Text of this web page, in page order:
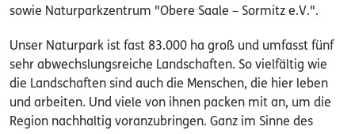
sowie Naturparkzentrum "Obere Saale – Sormitz e.V.".
Unser Naturpark ist fast 83.000 ha groß und umfasst fünf
sehr abwechslungsreiche Landschaften. So vielfältig wie
die Landschaften sind auch die Menschen, die hier leben
und arbeiten. Und viele von ihnen packen mit an, um die
Region nachhaltig voranzubringen. Ganz im Sinne des